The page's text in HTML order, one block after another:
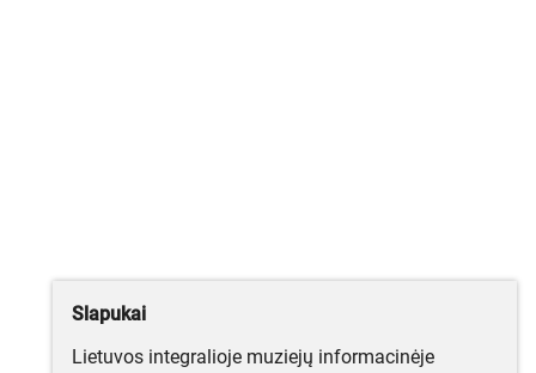
Slapukai
Lietuvos integralioje muziejų informacinėje